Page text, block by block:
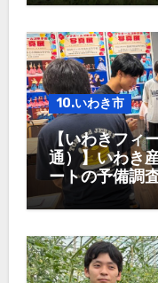
10.いわき市
【いわきフィ
通）】いわき
ートの予備調